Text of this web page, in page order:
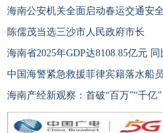
海南公安机关全面启动春运交通安
陈儒茂当选三沙市人民政府市长
海南省2025年GDP达8108.85亿元
中国海警紧急救援菲律宾籍落水船
海南产经新观察：首破“百万”“千亿